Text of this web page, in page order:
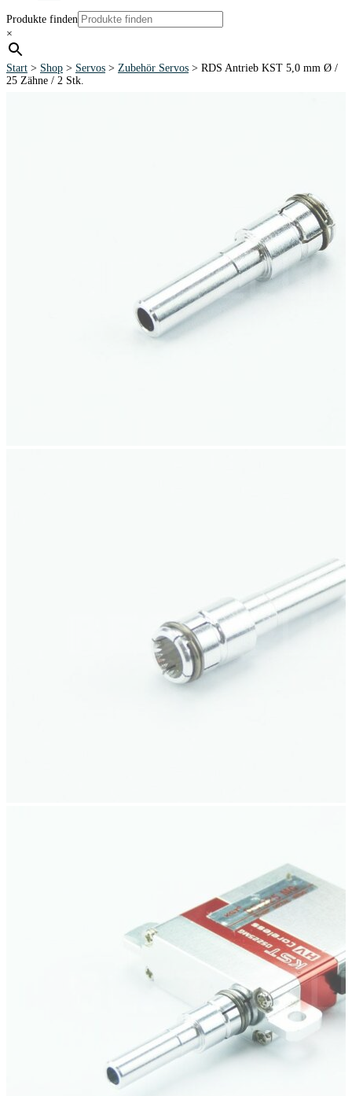
Produkte finden
×
Start > Shop > Servos > Zubehör Servos > RDS Antrieb KST 5,0 mm Ø /
25 Zähne / 2 Stk.